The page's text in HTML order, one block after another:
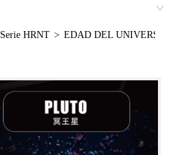
Serie HRNT > EDAD DEL UNIVERSO